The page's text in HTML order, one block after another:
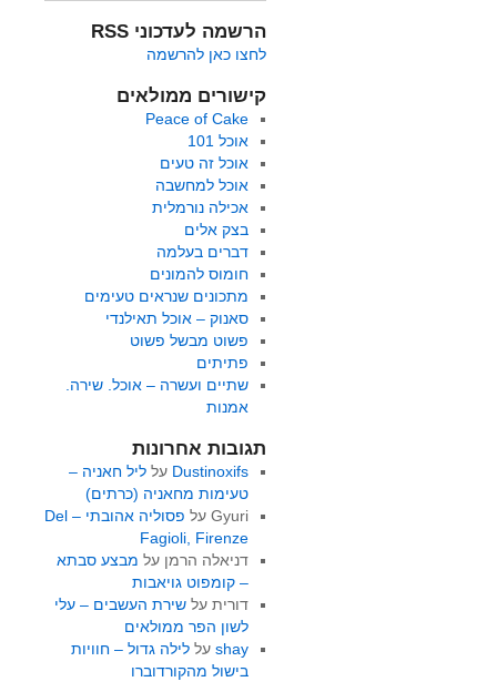
הרשמה לעדכוני RSS
לחצו כאן להרשמה
קישורים ממולאים
Peace of Cake
אוכל 101
אוכל זה טעים
אוכל למחשבה
אכילה נורמלית
בצק אלים
דברים בעלמה
חומוס להמונים
מתכונים שנראים טעימים
סאנוק – אוכל תאילנדי
פשוט מבשל פשוט
פתיתים
שתיים ועשרה – אוכל. שירה.
אמנות
תגובות אחרונות
Dustinoxifs על ליל חאניה –
טעימות מחאניה (כרתים)
Gyuriעל
פסוליה אהובתי – Del
Fagioli, Firenze
דניאלה הרמן על מבצע סבתא
– קומפוט גויאבות
דוריתעל שירת העשבים – עלי
לשון הפר ממולאים
shayעל לילה גדול – חוויות
בישול מהקורדוברו